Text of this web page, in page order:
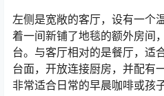
左侧是宽敞的客厅，设有一个
着一间新铺了地毯的额外房间
台。与客厅相对的是餐厅，适
台面，开放连接厨房，并配有
非常适合日常的早晨咖啡或孩